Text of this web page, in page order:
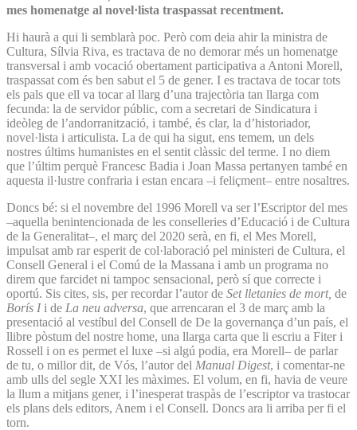
mes homenatge al novel·lista traspassat recentment.
Hi haurà a qui li semblarà poc. Però com deia ahir la ministra de
Cultura, Sílvia Riva, es tractava de no demorar més un homenatge
transversal i amb vocació obertament participativa a Antoni Morell,
traspassat com és ben sabut el 5 de gener. I es tractava de tocar tots
els pals que ell va tocar al llarg d’una trajectòria tan llarga com
fecunda: la de servidor públic, com a secretari de Sindicatura i
ideòleg de l’andorranització, i també, és clar, la d’historiador,
novel·lista i articulista. La de qui ha sigut, ens temem, un dels
nostres últims humanistes en el sentit clàssic del terme. I no diem
que l’últim perquè Francesc Badia i Joan Massa pertanyen també en
aquesta il·lustre confraria i estan encara –i feliçment– entre nosaltres.
Doncs bé: si el novembre del 1996 Morell va ser l’Escriptor del mes
–aquella benintencionada de les conselleries d’Educació i de Cultura
de la Generalitat–, el març del 2020 serà, en fi, el Mes Morell,
impulsat amb rar esperit de col·laboració pel ministeri de Cultura, el
Consell General i el Comú de la Massana i amb un programa no
direm que farcidet ni tampoc sensacional, però sí que correcte i
oportú. Sis cites, sis, per recordar l’autor de Set lletanies de mort, de
Borís Ii de La neu adversa, que arrencaran el 3 de març amb la
presentació al vestíbul del Consell de De la governança d’un país, el
llibre pòstum del nostre home, una llarga carta que li escriu a Fiter i
Rossell i on es permet el luxe –si algú podia, era Morell– de parlar
de tu, o millor dit, de Vós, l’autor del Manual Digest, i comentar-ne
amb ulls del segle XXI les màximes. El volum, en fi, havia de veure
la llum a mitjans gener, i l’inesperat traspàs de l’escriptor va trastocar
els plans dels editors, Anem i el Consell. Doncs ara li arriba per fi el
torn.